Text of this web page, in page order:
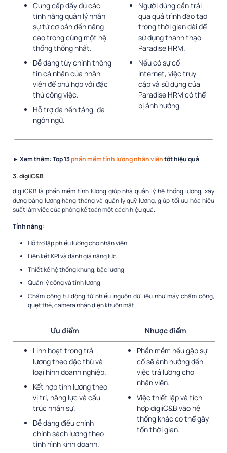
Cung cấp đầy đủ các
tính năng quản lý nhân
sự từ cơ bản đến nâng
cao trong cùng một hệ
thống thống nhất.
Dễ dàng tùy chỉnh thông
tin cá nhân của nhân
viên để phù hợp với đặc
thù công việc.
Hỗ trợ đa nền tảng, đa
ngôn ngữ.
Người dùng cần trải
qua quá trình đào tạo
trong thời gian dài để
sử dụng thành thạo
Paradise HRM.
Nếu có sự cố
internet, việc truy
cập và sử dụng của
Paradise HRM có thể
bị ảnh hưởng.
► Xem thêm: Top 13phần mềm tính lương nhân viêntốt hiệu quả
3. digiiC&B
digiiC&B là phần mềm tính lương giúp nhà quản lý hệ thống lương, xây
dựng bảng lương hàng tháng và quản lý quỹ lương, giúp tối ưu hóa hiệu
suất làm việc của phòng kế toán một cách hiệu quả.
Tính năng:
Hỗ trợ lập phiếu lương cho nhân viên.
Liên kết KPI và đánh giá năng lực.
Thiết kế hệ thống khung, bậc lương.
Quản lý công và tính lương.
Chấm công tự động từ nhiều nguồn dữ liệu như máy chấm công,
quẹt thẻ, camera nhận diện khuôn mặt.
Ưu điểm Nhược điểm
Linh hoạt trong trả
lương theo đặc thù và
loại hình doanh nghiệp.
Kết hợp tính lương theo
vị trí, năng lực và cấu
trúc nhân sự.
Dễ dàng điều chỉnh
chính sách lương theo
tình hình kinh doanh.
Phần mềm nếu gặp sự
cố sẽ ảnh hưởng đến
việc trả lương cho
nhân viên.
Việc thiết lập và tích
hợp digiiC&B vào hệ
thống khác có thể gây
tốn thời gian.